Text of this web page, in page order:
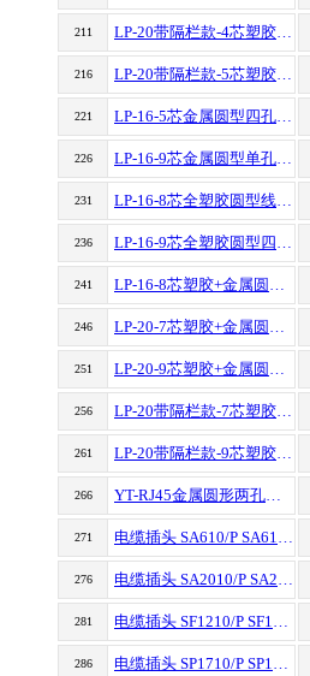
211 LP-20带隔栏款-4芯塑胶+金属圆型单孔防水航空插头连接器
216 LP-20带隔栏款-5芯塑胶+金属圆型线对线防水航空插头连接器
221 LP-16-5芯金属圆型四孔防水航空插头信号连接器
226 LP-16-9芯金属圆型单孔防水航空插头连接器
231 LP-16-8芯全塑胶圆型线对线防水航空插头连接器
236 LP-16-9芯全塑胶圆型四孔防水航空插头连接器
241 LP-16-8芯塑胶+金属圆型单孔防水航空插头信号连接器
246 LP-20-7芯塑胶+金属圆型线对线防水航空插头连接器
251 LP-20-9芯塑胶+金属圆型四孔防水航空插头连接器
256 LP-20带隔栏款-7芯塑胶+金属圆型四孔防水航空插头连接器
261 LP-20带隔栏款-9芯塑胶+金属圆型线对线防水航空插头信号连接器
266 YT-RJ45金属圆形两孔防水航空插头连接器
271 电缆插头 SA610/P SA610/S
276 电缆插头 SA2010/P SA2010/S
281 电缆插头 SF1210/P SF1210/S
286 电缆插头 SP1710/P SP1710/S